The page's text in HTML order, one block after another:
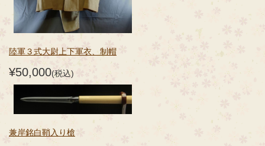
陸軍３式大尉上下軍衣、制帽
¥50,000(税込)
兼岸銘白鞘入り槍